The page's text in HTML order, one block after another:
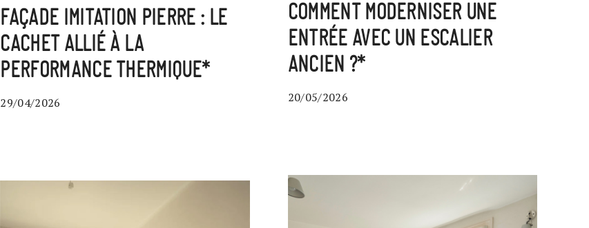
COMMENT MODERNISER UNE
ENTRÉE AVEC UN ESCALIER
ANCIEN ?*
20/05/2026
FAÇADE IMITATION PIERRE : LE
CACHET ALLIÉ À LA
PERFORMANCE THERMIQUE*
29/04/2026